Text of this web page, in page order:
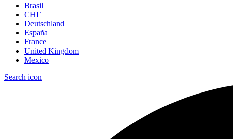
Brasil
СНГ
Deutschland
España
France
United Kingdom
Mexico
Search icon